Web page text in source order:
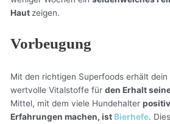
Haut zeigen.
Vorbeugung
Mit den richtigen Superfoods erhält
wertvolle Vitalstoffe fürden Erhalt
Mittel, mit dem viele Hundehalter
Erfahrungen machen, ist Bierhefe.